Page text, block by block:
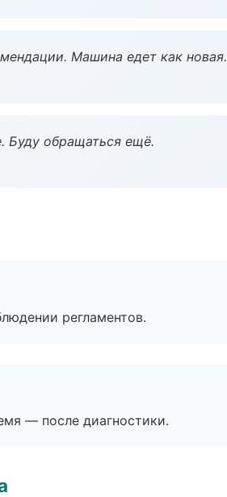
Машина едет как новая.
Буду обращаться ещё.
регламентов.
— после диагностики.